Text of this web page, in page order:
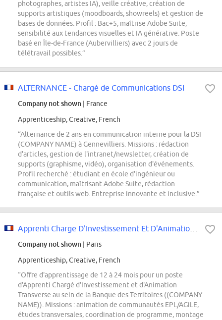
photographes, artistes IA), veille créative, création de
supports artistiques (moodboards, showreels) et gestion de
bases de données. Profil : Bac+5, maîtrise Adobe Suite,
sensibilité aux tendances visuelles et IA générative. Poste
basé en Île-de-France (Aubervilliers) avec 2 jours de
télétravail possibles.”
ALTERNANCE - Chargé de Communications DSI
Company not shown | France
Apprenticeship, Creative, French
“Alternance de 2 ans en communication interne pour la DSI
(COMPANY NAME) à Gennevilliers. Missions : rédaction
d'articles, gestion de l'intranet/newsletter, création de
supports (graphisme, vidéo), organisation d'événements.
Profil recherché : étudiant en école d'ingénieur ou
communication, maîtrisant Adobe Suite, rédaction
française et outils web. Entreprise innovante et inclusive.”
Company not shown | Paris
Apprenticeship, Creative, French
“Offre d'apprentissage de 12 à 24 mois pour un poste
d'Apprenti Chargé d'Investissement et d'Animation
Transverse au sein de la Banque des Territoires ((COMPANY
NAME)). Missions : animation de communautés EPL/AGiLE,
études transversales, coordination de programme, montage